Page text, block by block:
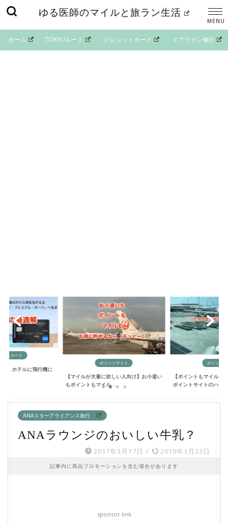
ゆる医師のマイルと旅ラン生活
ホーム TOKYUルート クレジットカード エアライン修行
ポイントサイト
【ポイントもマイルも大量に貯める方法】
ポイントサイトのハ...
マイ
【最短4日間でANA
るニモカルート完...
ANAスターアライアンス旅行
ANAラウンジのおいしい牛乳？
2017年3月17日 / 2019年3月23日
記事内に商品プロモーションを含む場合があります
sponsor link